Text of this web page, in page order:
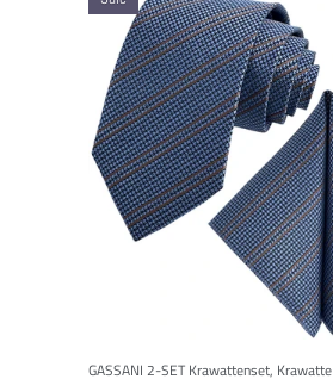
GASSANI 2-SET Krawattenset, Krawatte